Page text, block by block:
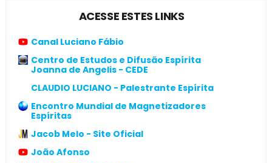
ACESSE ESTES LINKS
Canal Luciano Fábio
Centro de Estudos e Difusão Espírita
Joanna de Angelis - CEDE
CLAUDIO LUCIANO - Palestrante Espírita
Encontro Mundial de Magnetizadores
Espíritas
Jacob Melo - Site Oficial
João Afonso